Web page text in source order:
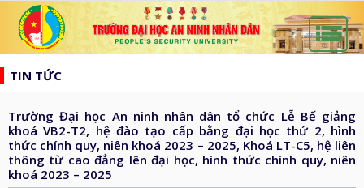
list
search
CHỦ
GIỚI
THIỆU
HƯỚNG
TỚI
TIN TỨC
Trường Đại học An ninh nhân dân tổ chức Lễ Bế giảng
khoá VB2-T2, hệ đào tạo cấp bằng đại học thứ 2, hình
thức chính quy, niên khoá 2023 – 2025, Khoá LT-C5, hệ liên
thông từ cao đẳng lên đại học, hình thức chính quy, niên
khoá 2023 – 2025